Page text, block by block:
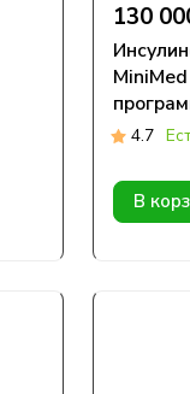
130
4.7
В